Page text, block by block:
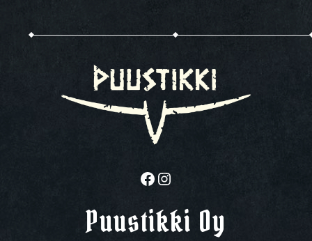
Facebook Instagram
Puustikki Oy